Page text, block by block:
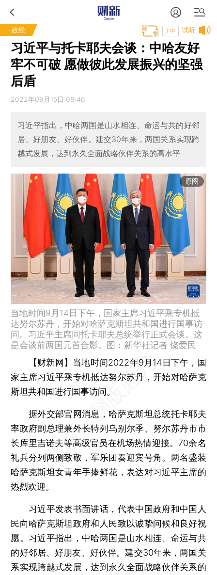
政经 试听
T中
习近平与托卡耶夫会谈：中哈友好
牢不可破 愿做彼此发展振兴的坚强
后盾
2022年09月15日 08:46
习近平指出，中哈两国是山水相连、命运与共的好邻
居、好朋友、好伙伴。建交30年来，两国关系实现跨
越式发展，达到永久全面战略伙伴关系的高水平
原图
当地时间9月14日下午，国家主席习近平乘专机抵
达努尔苏丹，开始对哈萨克斯坦共和国进行国事访
问。习近平主席同托卡耶夫总统举行正式会谈。这
是会谈前两国元首合影。图：新华社记者 饶爱民
【财新网】 当地时间2022年9月14日下午，国
家主席习近平乘专机抵达努尔苏丹，开始对哈萨克
斯坦共和国进行国事访问。
据外交部官网消息，哈萨克斯坦总统托卡耶夫
率政府副总理兼外长特列乌别尔季、努尔苏丹市市
长库里吉诺夫等高级官员在机场热情迎接。70余名
礼兵分列两侧致敬，军乐团奏迎宾号角。两名盛装
哈萨克斯坦女青年手捧鲜花，表达对习近平主席的
热烈欢迎。
习近平发表书面讲话，代表中国政府和中国人
民向哈萨克斯坦政府和人民致以诚挚问候和良好祝
愿。习近平指出，中哈两国是山水相连、命运与共
的好邻居、好朋友、好伙伴。建交30年来，两国关
系实现跨越式发展，达到永久全面战略伙伴关系的